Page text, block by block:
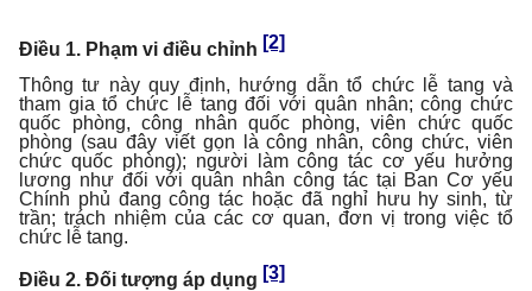
Điều 1. Phạm vi điều chỉnh [2]
Thông tư này quy định, hướng dẫn tổ chức lễ tang và
tham gia tổ chức lễ tang đối với quân nhân; công chức
quốc phòng, công nhân quốc phòng, viên chức quốc
phòng (sau đây viết gọn là công nhân, công chức, viên
chức quốc phòng); người làm công tác cơ yếu hưởng
lương như đối với quân nhân công tác tại Ban Cơ yếu
Chính phủ đang công tác hoặc đã nghỉ hưu hy sinh, từ
trần; trách nhiệm của các cơ quan, đơn vị trong việc tổ
chức lễ tang.
Điều 2. Đối tượng áp dụng [3]